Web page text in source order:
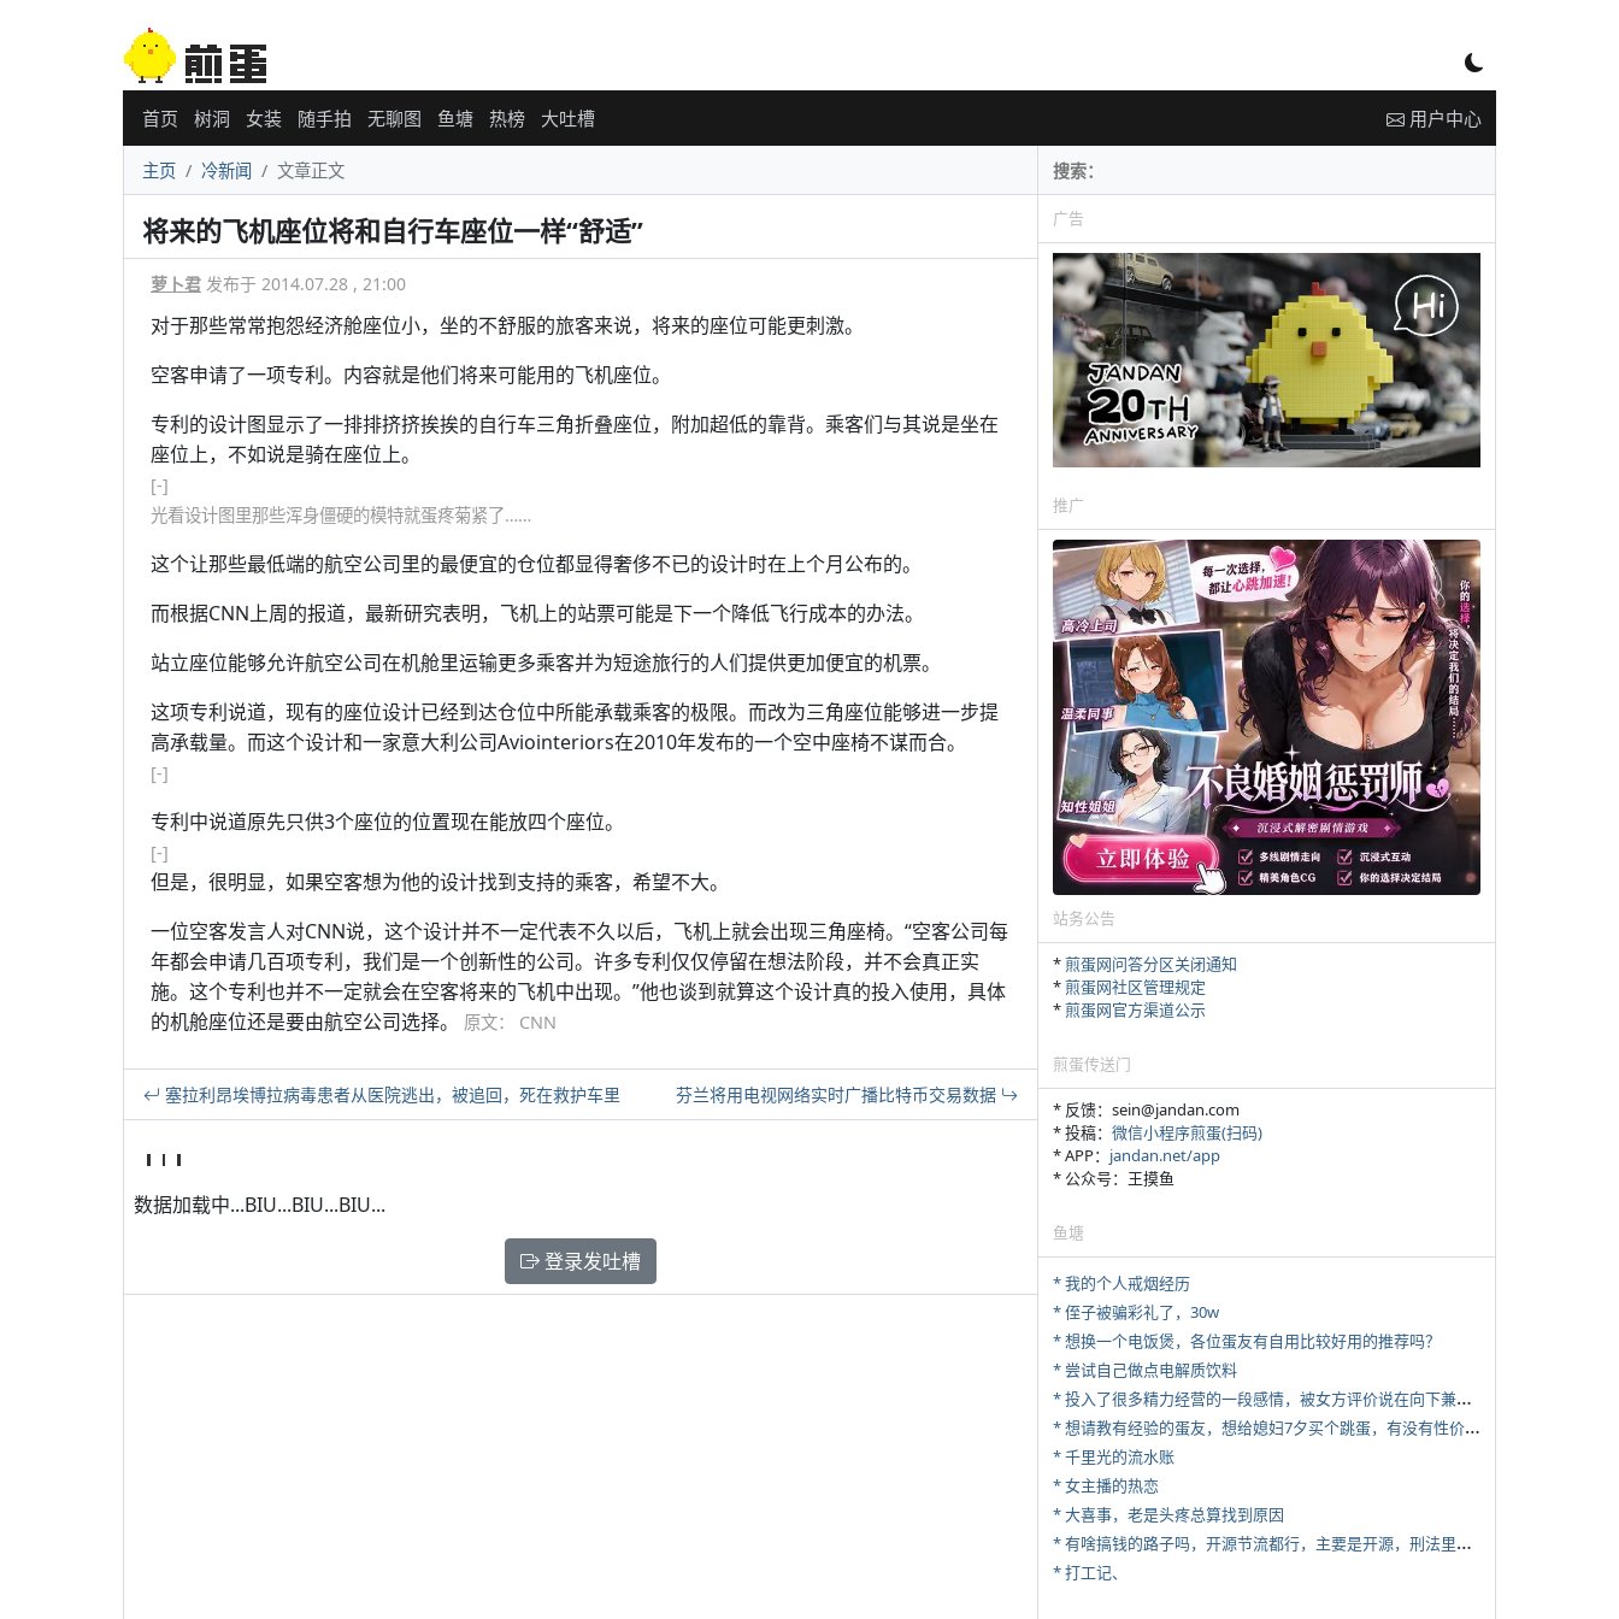
首页 树洞 女装 随手拍 无聊图 鱼塘 热榜 大吐槽 用户中心
主页 冷新闻 文章正文
将来的飞机座位将和自行车座位一样“舒适”
萝卜君 发布于 2014.07.28 , 21:00
对于那些常常抱怨经济舱座位小，坐的不舒服的旅客来说，将来的座位可能更刺激。
空客申请了一项专利。内容就是他们将来可能用的飞机座位。
专利的设计图显示了一排排挤挤挨挨的自行车三角折叠座位，附加超低的靠背。乘客们与其说是坐在
座位上，不如说是骑在座位上。
[-]
光看设计图里那些浑身僵硬的模特就蛋疼菊紧了……
这个让那些最低端的航空公司里的最便宜的仓位都显得奢侈不已的设计时在上个月公布的。
而根据CNN上周的报道，最新研究表明，飞机上的站票可能是下一个降低飞行成本的办法。
站立座位能够允许航空公司在机舱里运输更多乘客并为短途旅行的人们提供更加便宜的机票。
这项专利说道，现有的座位设计已经到达仓位中所能承载乘客的极限。而改为三角座位能够进一步提
高承载量。而这个设计和一家意大利公司Aviointeriors在2010年发布的一个空中座椅不谋而合。
[-]
专利中说道原先只供3个座位的位置现在能放四个座位。
[-]
但是，很明显，如果空客想为他的设计找到支持的乘客，希望不大。
一位空客发言人对CNN说，这个设计并不一定代表不久以后，飞机上就会出现三角座椅。“空客公司每
年都会申请几百项专利，我们是一个创新性的公司。许多专利仅仅停留在想法阶段，并不会真正实
施。这个专利也并不一定就会在空客将来的飞机中出现。”他也谈到就算这个设计真的投入使用，具体
的机舱座位还是要由航空公司选择。
原文： CNN
塞拉利昂埃博拉病毒患者从医院逃出，被追回，死在救护车里 芬兰将用电视网络实时广播比特币交易数据
数据加载中...BIU...BIU...BIU...
登录发吐槽
广告
推广
站务公告
*煎蛋网问答分区关闭通知
*煎蛋网社区管理规定
*煎蛋网官方渠道公示
煎蛋传送门
* 反馈：sein@jandan.com
* 投稿： 微信小程序煎蛋(扫码)
* APP： jandan.net/app
* 公众号：王摸鱼
鱼塘
* 我的个人戒烟经历
* 侄子被骗彩礼了，30w
* 想换一个电饭煲，各位蛋友有自用比较好用的推荐吗？
* 尝试自己做点电解质饮料
*
投入了很多精力经营的一段感情，被女方评价说在向下兼容我，感觉有点破防
*
想请教有经验的蛋友，想给媳妇7夕买个跳蛋，有没有性价比高的推荐
* 千里光的流水账
* 女主播的热恋
* 大喜事，老是头疼总算找到原因
*
有啥搞钱的路子吗，开源节流都行，主要是开源，刑法里的咱不做
* 打工记、